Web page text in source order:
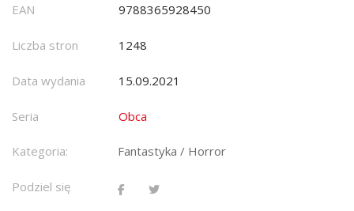
EAN 9788365928450
Liczba stron 1248
Data wydania 15.09.2021
Seria Obca
Kategoria: Fantastyka / Horror
Podziel się